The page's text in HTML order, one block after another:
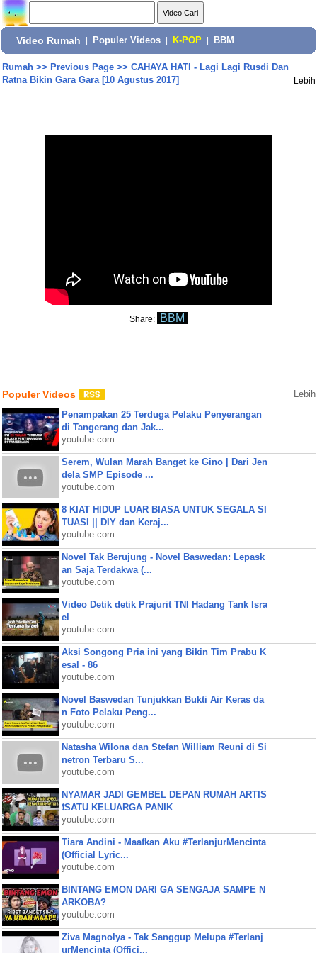
Video Rumah Populer Videos K-POP BBM
Rumah>> Previous Page>> CAHAYA HATI - Lagi Lagi Rusdi Dan
Ratna Bikin Gara Gara [10 Agustus 2017]
Lebih
Share: BBM
Populer Videos Lebih
Penampakan 25 Terduga Pelaku Penyerangan
di Tangerang dan Jak...
youtube.com
Serem, Wulan Marah Banget ke Gino | Dari Jen
dela SMP Episode ...
youtube.com
8 KIAT HIDUP LUAR BIASA UNTUK SEGALA SI
TUASI || DIY dan Keraj...
youtube.com
Novel Tak Berujung - Novel Baswedan: Lepask
an Saja Terdakwa (...
youtube.com
Video Detik detik Prajurit TNI Hadang Tank Isra
el
youtube.com
Aksi Songong Pria ini yang Bikin Tim Prabu K
esal - 86
youtube.com
Novel Baswedan Tunjukkan Bukti Air Keras da
n Foto Pelaku Peng...
youtube.com
Natasha Wilona dan Stefan William Reuni di Si
netron Terbaru S...
youtube.com
NYAMAR JADI GEMBEL DEPAN RUMAH ARTIS
❗SATU KELUARGA PANIK
youtube.com
Tiara Andini - Maafkan Aku #TerlanjurMencinta
(Official Lyric...
youtube.com
BINTANG EMON DARI GA SENGAJA SAMPE N
ARKOBA?
youtube.com
Ziva Magnolya - Tak Sanggup Melupa #Terlanj
urMencinta (Offici...